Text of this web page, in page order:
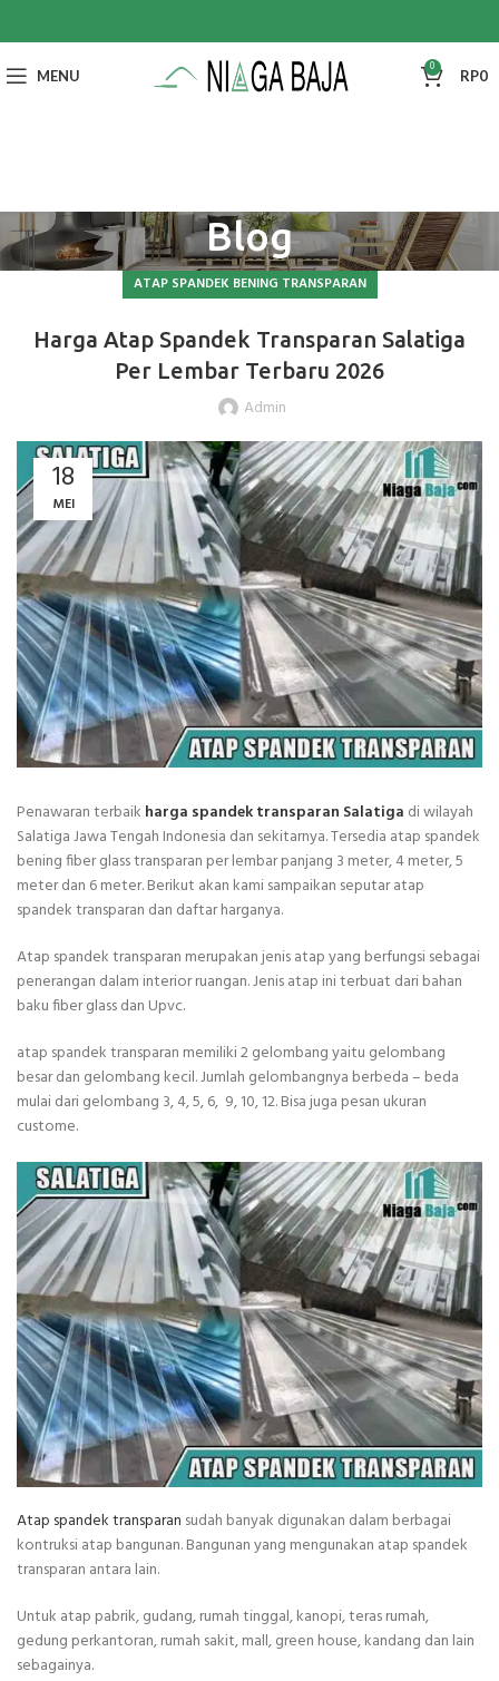
MENU 0 RP0
Blog
ATAP SPANDEK BENING TRANSPARAN
Harga Atap Spandek Transparan Salatiga
Per Lembar Terbaru 2026
Admin
18
MEI
Penawaran terbaik harga spandek transparan Salatiga di wilayah
Salatiga Jawa Tengah Indonesia dan sekitarnya. Tersedia atap spandek
bening fiber glass transparan per lembar panjang 3 meter, 4 meter, 5
meter dan 6 meter. Berikut akan kami sampaikan seputar atap
spandek transparan dan daftar harganya.
Atap spandek transparan merupakan jenis atap yang berfungsi sebagai
penerangan dalam interior ruangan. Jenis atap ini terbuat dari bahan
baku fiber glass dan Upvc.
atap spandek transparan memiliki 2 gelombang yaitu gelombang
besar dan gelombang kecil. Jumlah gelombangnya berbeda – beda
mulai dari gelombang 3, 4, 5, 6, 9, 10, 12. Bisa juga pesan ukuran
custome.
Atap spandek transparan sudah banyak digunakan dalam berbagai
kontruksi atap bangunan. Bangunan yang mengunakan atap spandek
transparan antara lain.
Untuk atap pabrik, gudang, rumah tinggal, kanopi, teras rumah,
gedung perkantoran, rumah sakit, mall, green house, kandang dan lain
sebagainya.